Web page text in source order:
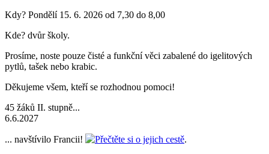
Kdy? Pondělí 15. 6. 2026 od 7,30 do 8,00
Kde? dvůr školy.
Prosíme, noste pouze čisté a funkční věci zabalené do igelitových
pytlů, tašek nebo krabic.
Děkujeme všem, kteří se rozhodnou pomoci!
45 žáků II. stupně...
6.6.2027
... navštívilo Francii! Přečtěte si o jejich cestě.